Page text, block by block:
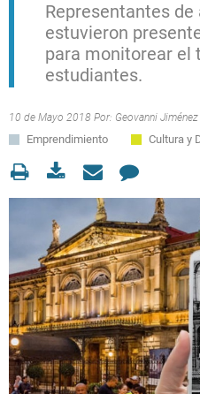
Representantes
estuvieron
para monitorear el
estudiantes.
10 de Mayo 2018 Por: Geovanni
Emprendimiento Cultura y